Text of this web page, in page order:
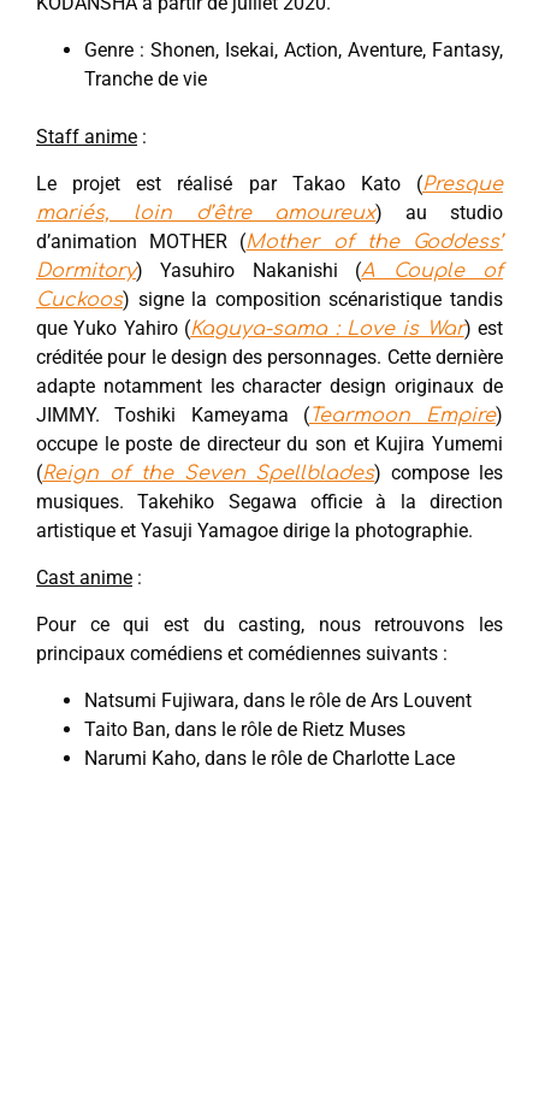
Genre : Shonen, Isekai, Action, Aventure, Fantasy,
Tranche de vie
Staff anime :
Le projet est réalisé par Takao Kato (Presque
mariés, loin d’être amoureux) au studio
d’animation MOTHER (Mother of the Goddess’
Dormitory) Yasuhiro Nakanishi (A Couple of
Cuckoos) signe la composition scénaristique tandis
que Yuko Yahiro (Kaguya-sama : Love is War) est
créditée pour le design des personnages. Cette dernière
adapte notamment les character design originaux de
JIMMY. Toshiki Kameyama (Tearmoon Empire)
occupe le poste de directeur du son et Kujira Yumemi
(Reign of the Seven Spellblades) compose les
musiques. Takehiko Segawa officie à la direction
artistique et Yasuji Yamagoe dirige la photographie.
Cast anime :
Pour ce qui est du casting, nous retrouvons les
principaux comédiens et comédiennes suivants :
Natsumi Fujiwara, dans le rôle de Ars Louvent
Taito Ban, dans le rôle de Rietz Muses
Narumi Kaho, dans le rôle de Charlotte Lace